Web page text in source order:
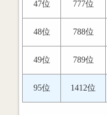
47位 777位
48位 788位
49位 789位
95位 1412位